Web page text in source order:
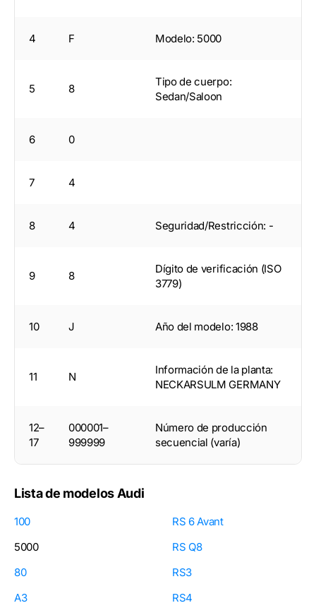
4 F Modelo: 5000
5 8
Tipo de cuerpo:
Sedan/Saloon
6 0
7 4
8 4 Seguridad/Restricción: -
9 8
Dígito de verificación (ISO
3779)
10 J Año del modelo: 1988
11 N
Información de la planta:
NECKARSULM GERMANY
12–
17
000001–
999999
Número de producción
secuencial (varía)
Lista de modelos Audi
100
5000
80
A3
RS 6 Avant
RS Q8
RS3
RS4